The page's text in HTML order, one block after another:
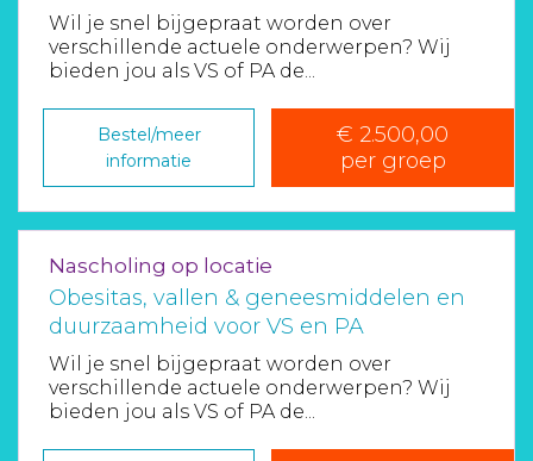
Wil je snel bijgepraat worden over
verschillende actuele onderwerpen? Wij
bieden jou als VS of PA de...
Bestel/meer
informatie
€ 2.500,00
per groep
Nascholing op locatie
Obesitas, vallen & geneesmiddelen en
duurzaamheid voor VS en PA
Wil je snel bijgepraat worden over
verschillende actuele onderwerpen? Wij
bieden jou als VS of PA de...